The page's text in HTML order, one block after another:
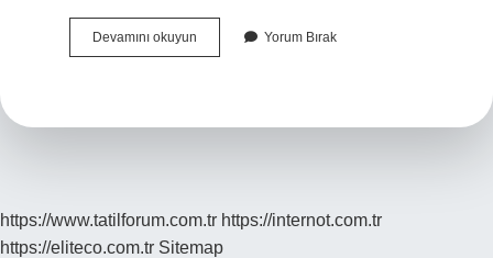
Devamını okuyun Horızontal
Ne
Yorum Bırak
https://www.tatilforum.com.tr https://internot.com.tr
https://eliteco.com.tr Sitemap